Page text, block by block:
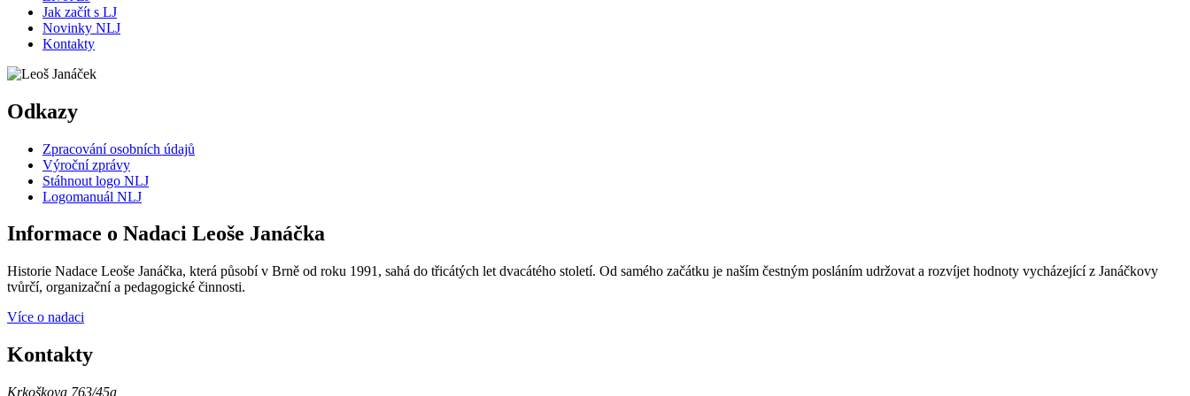
Jak začít s LJ
Novinky NLJ
Kontakty
Odkazy
Zpracování osobních údajů
Výroční zprávy
Stáhnout logo NLJ
Logomanuál NLJ
Informace o Nadaci Leoše Janáčka
Historie Nadace Leoše Janáčka, která působí v Brně od roku 1991, sahá do třicátých let dvacátého století. Od samého začátku je naším čestným posláním udržovat a rozvíjet hodnoty vycházející z Janáčkovy
tvůrčí, organizační a pedagogické činnosti.
Více o nadaci
Kontakty
Krkoškova 763/45a